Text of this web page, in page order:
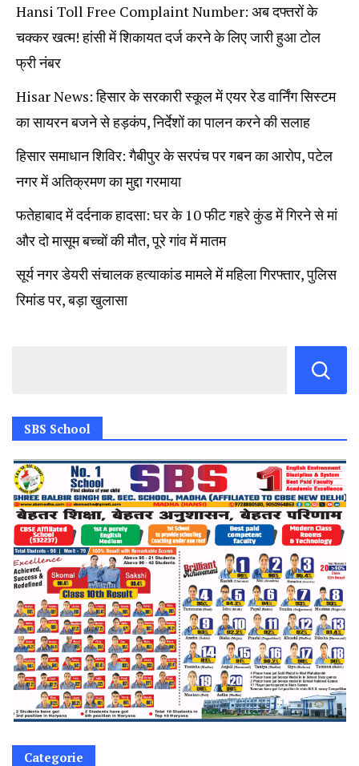
Hansi Toll Free Complaint Number: अब दफ्तरों के
चक्कर खत्म! हांसी में शिकायत दर्ज करने के लिए जारी हुआ टोल
फ्री नंबर
Hisar News: हिसार के सरकारी स्कूल में एयर रेड वार्निंग सिस्टम
का सायरन बजने से हड़कंप, निर्देशों का पालन करने की सलाह
हिसार समाधान शिविर: गैबीपुर के सरपंच पर गबन का आरोप, पटेल
नगर में अतिक्रमण का मुद्दा गरमाया
फतेहाबाद में दर्दनाक हादसा: घर के 10 फीट गहरे कुंड में गिरने से मां
और दो मासूम बच्चों की मौत, पूरे गांव में मातम
सूर्य नगर डेयरी संचालक हत्याकांड मामले में महिला गिरफ्तार, पुलिस
रिमांड पर, बड़ा खुलासा
SBS School
Categorie